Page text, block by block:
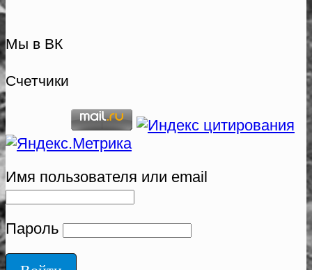
Мы в ВК
Счетчики
Имя пользователя или email
Пароль